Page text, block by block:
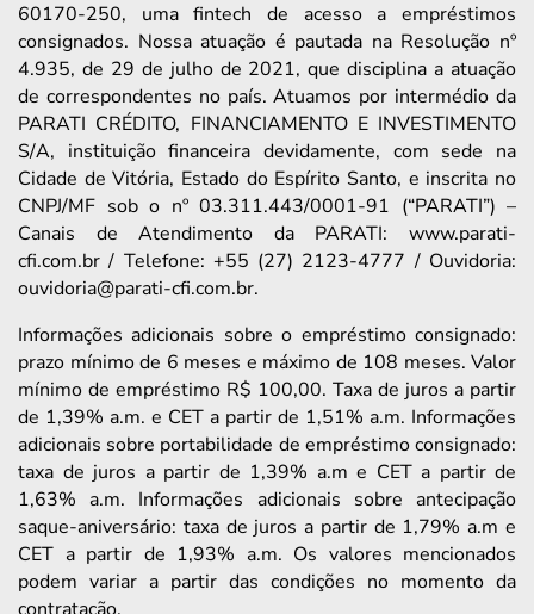
60170-250, uma fintech de acesso a empréstimos
consignados. Nossa atuação é pautada na Resolução nº
4.935, de 29 de julho de 2021, que disciplina a atuação
de correspondentes no país. Atuamos por intermédio da
PARATI CRÉDITO, FINANCIAMENTO E INVESTIMENTO
S/A, instituição financeira devidamente, com sede na
Cidade de Vitória, Estado do Espírito Santo, e inscrita no
CNPJ/MF sob o nº 03.311.443/0001-91 (“PARATI”) –
Canais de Atendimento da PARATI: www.parati-
cfi.com.br / Telefone: +55 (27) 2123-4777 / Ouvidoria:
ouvidoria@parati-cfi.com.br.
Informações adicionais sobre o empréstimo consignado:
prazo mínimo de 6 meses e máximo de 108 meses. Valor
mínimo de empréstimo R$ 100,00. Taxa de juros a partir
de 1,39% a.m. e CET a partir de 1,51% a.m. Informações
adicionais sobre portabilidade de empréstimo consignado:
taxa de juros a partir de 1,39% a.m e CET a partir de
1,63% a.m. Informações adicionais sobre antecipação
saque-aniversário: taxa de juros a partir de 1,79% a.m e
CET a partir de 1,93% a.m. Os valores mencionados
podem variar a partir das condições no momento da